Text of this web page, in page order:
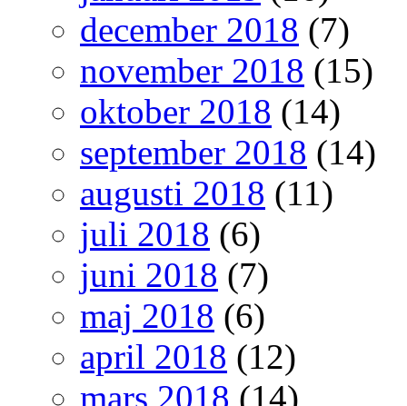
december 2018 (7)
november 2018 (15)
oktober 2018 (14)
september 2018 (14)
augusti 2018 (11)
juli 2018 (6)
juni 2018 (7)
maj 2018 (6)
april 2018 (12)
mars 2018 (14)